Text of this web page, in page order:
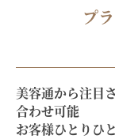
プ
美容通から注目
合わせ可能
お客様ひとりひ